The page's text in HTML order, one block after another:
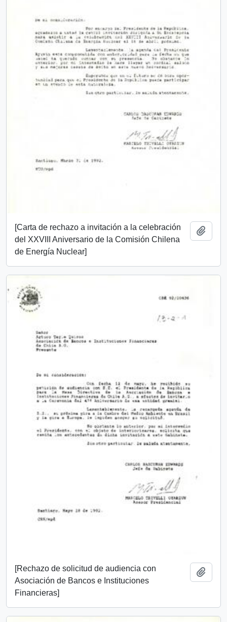
[Carta de rechazo a invitación a la celebración
del XXVIII Aniversario de la Comisión Chilena
de Energía Nuclear]
[Rechazo de solicitud de audiencia con
Asociación de Bancos e Instituciones
Financieras]